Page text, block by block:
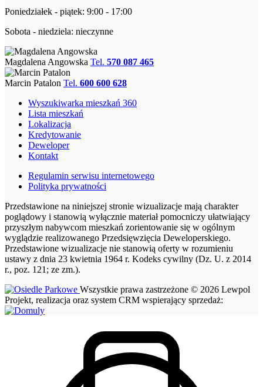
Poniedziałek - piątek: 9:00 - 17:00
Sobota - niedziela: nieczynne
Magdalena Angowska Tel. 570 087 465
Marcin Patalon Tel. 600 600 628
Wyszukiwarka mieszkań 360
Lista mieszkań
Lokalizacja
Kredytowanie
Deweloper
Kontakt
Regulamin serwisu internetowego
Polityka prywatności
Przedstawione na niniejszej stronie wizualizacje mają charakter
poglądowy i stanowią wyłącznie materiał pomocniczy ułatwiający
przyszłym nabywcom mieszkań zorientowanie się w ogólnym
wyglądzie realizowanego Przedsięwzięcia Deweloperskiego.
Przedstawione wizualizacje nie stanowią oferty w rozumieniu
ustawy z dnia 23 kwietnia 1964 r. Kodeks cywilny (Dz. U. z 2014
r., poz. 121; ze zm.).
Wszystkie prawa zastrzeżone © 2026 Lewpol
Projekt, realizacja oraz system CRM wspierający sprzedaż: